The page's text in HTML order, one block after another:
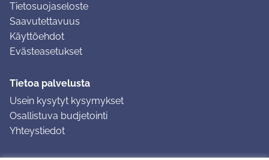
Tietosuojaseloste
Saavutettavuus
Käyttöehdot
Evästeasetukset
Tietoa palvelusta
Usein kysytyt kysymykset
Osallistuva budjetointi
Yhteystiedot